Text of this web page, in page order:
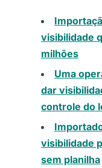
visibilidade
milhões
Uma
dar
controle do
visibilidade
sem planilha